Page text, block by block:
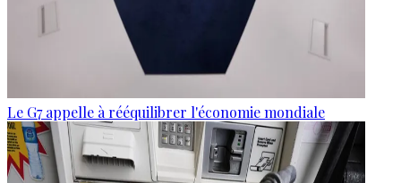
Le G7 appelle à rééquilibrer l'économie mondiale